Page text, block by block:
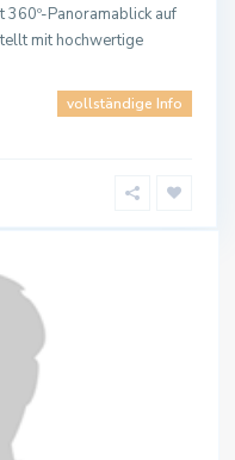
360º-Panoramablick auf
mit hochwertige
vollständige Info